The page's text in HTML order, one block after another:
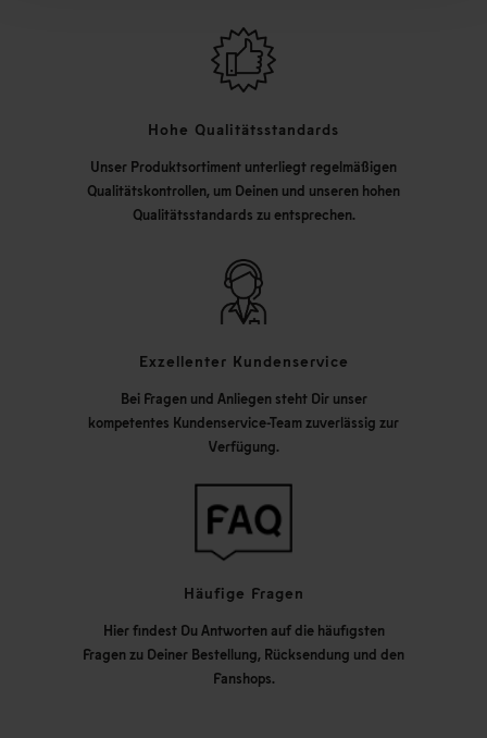
Hohe Qualitätsstandards
Unser Produktsortiment unterliegt regelmäßigen
Qualitätskontrollen, um Deinen und unseren hohen
Qualitätsstandards zu entsprechen.
Exzellenter Kundenservice
Bei Fragen und Anliegen steht Dir unser
kompetentes Kundenservice-Team zuverlässig zur
Verfügung.
Häufige Fragen
Hier findest Du Antworten auf die häufigsten
Fragen zu Deiner Bestellung, Rücksendung und den
Fanshops.